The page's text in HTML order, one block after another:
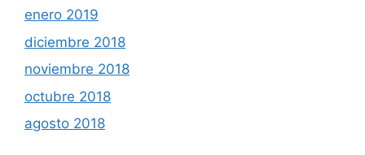
enero 2019
diciembre 2018
noviembre 2018
octubre 2018
agosto 2018